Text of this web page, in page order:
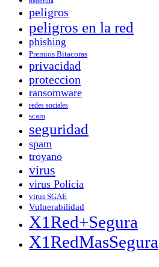
peligros
peligros en la red
phishing
Premios Bitacoras
privacidad
proteccion
ransomware
redes sociales
scam
seguridad
spam
troyano
virus
virus Policia
virus SGAE
Vulnerabilidad
X1Red+Segura
X1RedMasSegura